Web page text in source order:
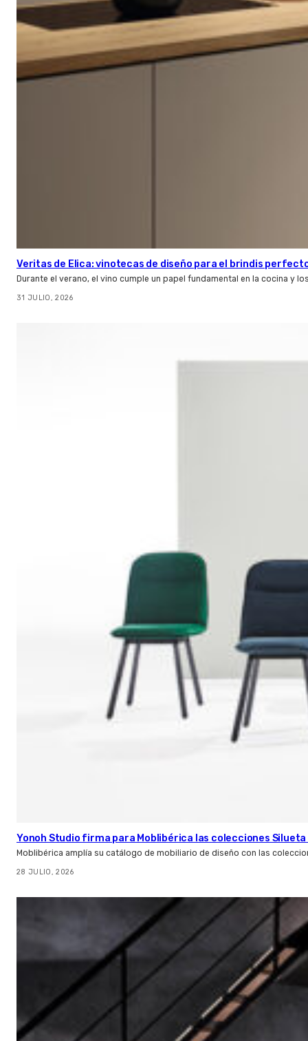
Veritas de Elica: vinotecas de diseño para el brindis
Durante el verano, el vino cumple un papel fundamental en la cocina y
31 JULIO, 2026
Yonoh Studio firma para Moblibérica las colecciones Silueta
Moblibérica amplía su catálogo de mobiliario de diseño con las
28 JULIO, 2026